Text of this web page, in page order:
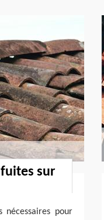
sur
nécessaires pour